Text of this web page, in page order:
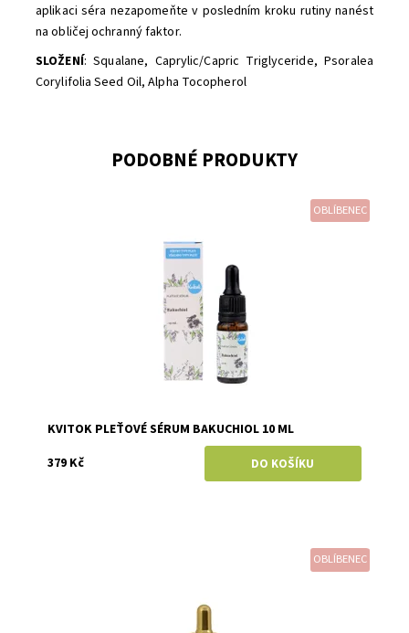
aplikaci séra nezapomeňte v posledním kroku rutiny nanést
na obličej ochranný faktor.
SLOŽENÍ: Squalane, Caprylic/Capric Triglyceride, Psoralea
Corylifolia Seed Oil, Alpha Tocopherol
PODOBNÉ PRODUKTY
OBLÍBENEC
KVITOK PLEŤOVÉ SÉRUM BAKUCHIOL 10 ML
379 Kč
OBLÍBENEC